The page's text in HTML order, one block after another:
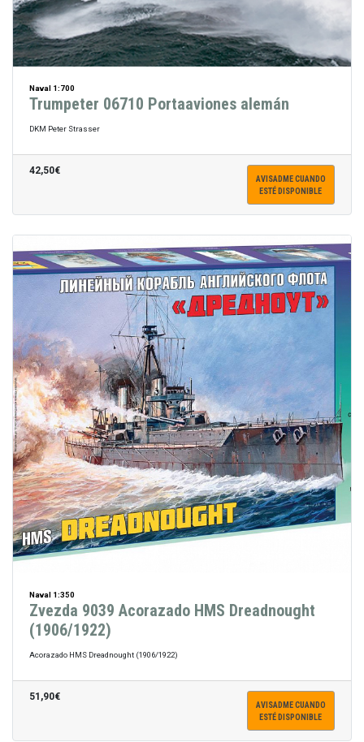
Naval 1:700
Trumpeter 06710 Portaaviones alemán
DKM Peter Strasser
42,50€
AVISADME CUANDO
ESTÉ DISPONIBLE
Naval 1:350
Zvezda 9039 Acorazado HMS Dreadnought
(1906/1922)
Acorazado HMS Dreadnought (1906/1922)
51,90€
AVISADME CUANDO
ESTÉ DISPONIBLE